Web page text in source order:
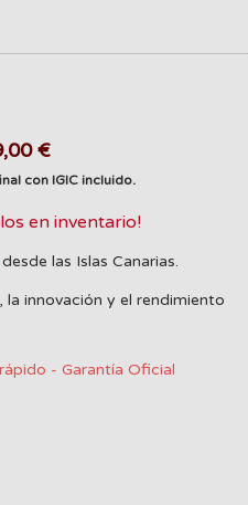
€
con IGIC incluido.
en inventario!
desde las Islas Canarias.
la innovación y el rendimiento
- Garantía Oficial